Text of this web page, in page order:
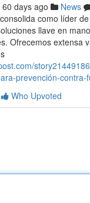
60 days ago News
como líder
llave en
Ofrecemos extensa
prevención-contra-
Who Upvoted